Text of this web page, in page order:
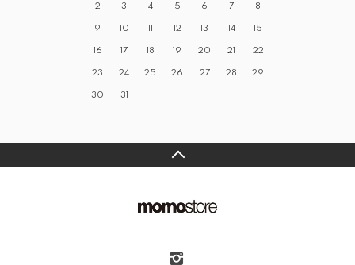
2 3 4 5 6 7 8
9 10 11 12 13 14 15
16 17 18 19 20 21 22
23 24 25 26 27 28 29
30 31